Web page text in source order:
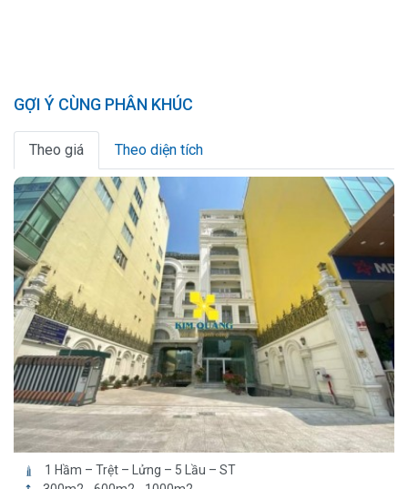
GỢI Ý CÙNG PHÂN KHÚC
Theo giá Theo diện tích
1 Hầm – Trệt – Lửng – 5 Lầu – ST